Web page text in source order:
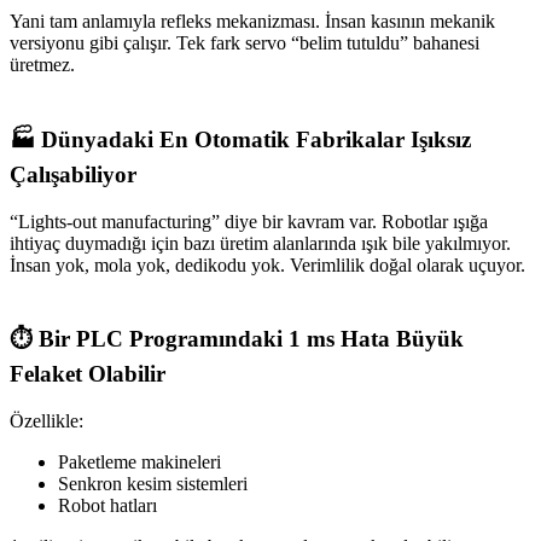
Yani tam anlamıyla refleks mekanizması. İnsan kasının mekanik
versiyonu gibi çalışır. Tek fark servo “belim tutuldu” bahanesi
üretmez.
🏭 Dünyadaki En Otomatik Fabrikalar Işıksız
Çalışabiliyor
“Lights-out manufacturing” diye bir kavram var. Robotlar ışığa
ihtiyaç duymadığı için bazı üretim alanlarında ışık bile yakılmıyor.
İnsan yok, mola yok, dedikodu yok. Verimlilik doğal olarak uçuyor.
⏱️ Bir PLC Programındaki 1 ms Hata Büyük
Felaket Olabilir
Özellikle:
Paketleme makineleri
Senkron kesim sistemleri
Robot hatları